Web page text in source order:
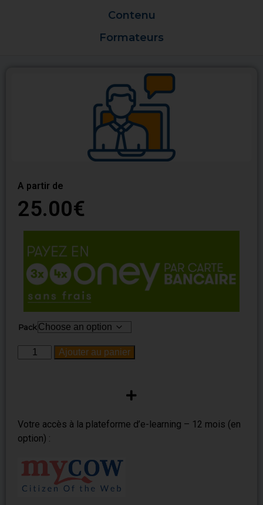
Contenu
Formateurs
A partir de
25.00€
Pack
Ajouter au panier
Votre accès à la plateforme d’e-learning – 12 mois (en
option) :